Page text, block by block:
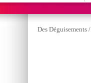
Des Déguisements /